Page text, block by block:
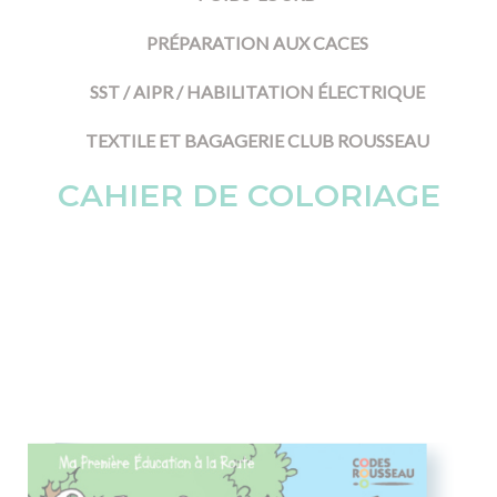
PRÉPARATION AUX CACES
SST / AIPR / HABILITATION ÉLECTRIQUE
TEXTILE ET BAGAGERIE CLUB ROUSSEAU
CAHIER DE COLORIAGE